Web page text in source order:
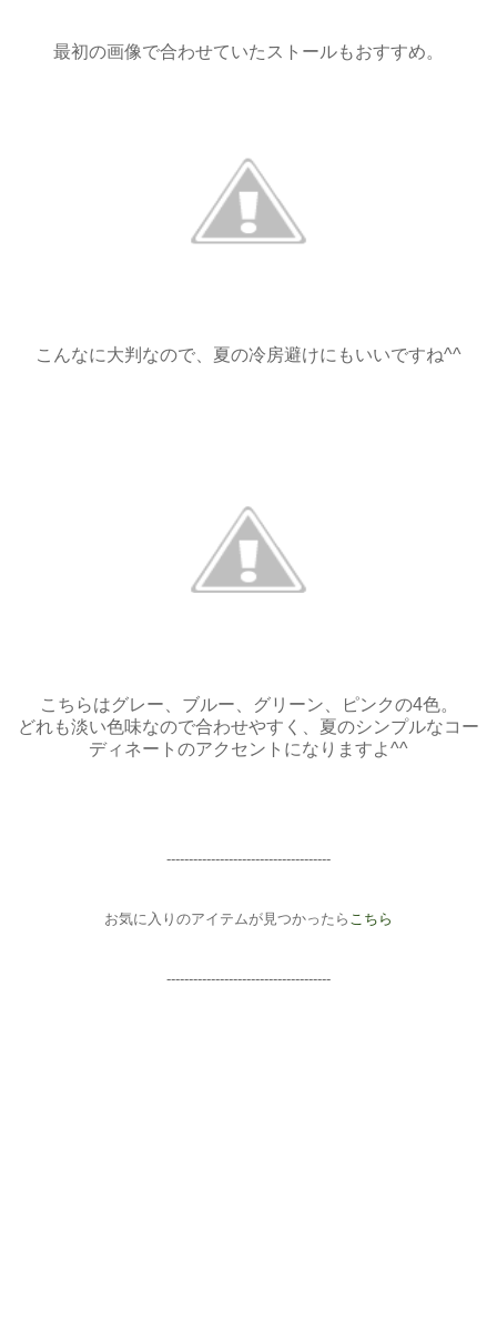
最初の画像で合わせていたストールもおすすめ。
こんなに大判なので、夏の冷房避けにもいいですね^^
こちらはグレー、ブルー、グリーン、ピンクの4色。
どれも淡い色味なので合わせやすく、夏のシンプルなコー
ディネートのアクセントになりますよ^^
-------------------------------------
お気に入りのアイテムが見つかったら こちら
-------------------------------------